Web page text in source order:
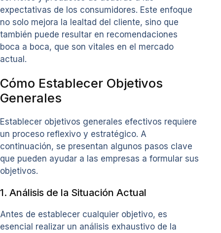
expectativas de los consumidores. Este enfoque
no solo mejora la lealtad del cliente, sino que
también puede resultar en recomendaciones
boca a boca, que son vitales en el mercado
actual.
Cómo Establecer Objetivos
Generales
Establecer objetivos generales efectivos requiere
un proceso reflexivo y estratégico. A
continuación, se presentan algunos pasos clave
que pueden ayudar a las empresas a formular sus
objetivos.
1. Análisis de la Situación Actual
Antes de establecer cualquier objetivo, es
esencial realizar un análisis exhaustivo de la